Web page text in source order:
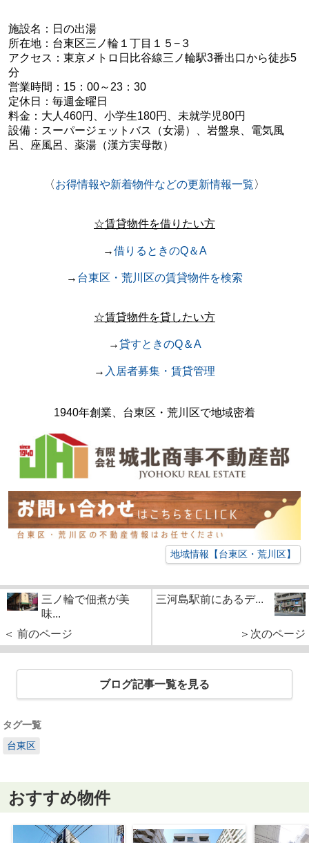
施設名：日の出湯
所在地： 台東区三ノ輪１丁目１５−３
アクセス：東京メトロ日比谷線三ノ輪駅3番出口から徒歩5
分
営業時間：15：00～23：30
定休日：毎週金曜日
料金：大人460円、小学生180円、未就学児80円
設備：スーパージェットバス（女湯）、岩盤泉、電気風
呂、座風呂、薬湯（漢方実母散）
〈お得情報や新着物件などの更新情報一覧〉
☆賃貸物件を借りたい方
→借りるときのQ＆A
→ 台東区・荒川区の賃貸物件を検索
☆賃貸物件を貸したい方
→貸すときのQ＆A
→ 入居者募集・賃貸管理
1940年創業、台東区・荒川区で地域密着
地域情報【台東区・荒川区】
三ノ輪で佃煮が美
味...
＜ 前のページ
三河島駅前にあるデ...
＞次のページ
ブログ記事一覧を見る
タグ一覧
台東区
おすすめ物件